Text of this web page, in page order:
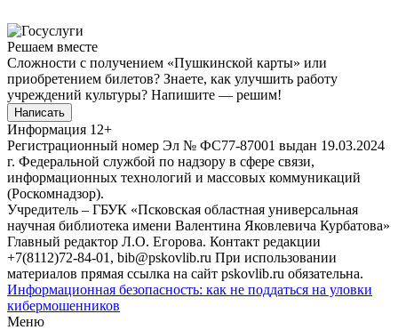
Решаем вместе
Сложности с получением «Пушкинской карты» или
приобретением билетов? Знаете, как улучшить работу
учреждений культуры? Напишите — решим!
Написать
Информация 12+
Регистрационный номер Эл № ФС77-87001 выдан 19.03.2024
г. Федеральной службой по надзору в сфере связи,
информационных технологий и массовых коммуникаций
(Роскомнадзор).
Учредитель – ГБУК «Псковская областная универсальная
научная библиотека имени Валентина Яковлевича Курбатова»
Главный редактор Л.О. Егорова. Контакт редакции
+7(8112)72-84-01, bib@pskovlib.ru При использовании
материалов прямая ссылка на сайт pskovlib.ru обязательна.
Информационная безопасность: как не поддаться на уловки
кибермошенников
Меню